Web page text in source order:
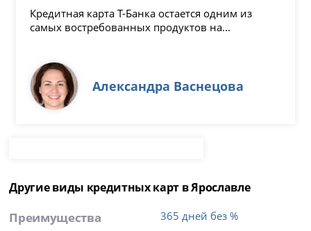
Кредитная карта Т-Банка остается одним из
самых востребованных продуктов на...
Александра Васнецова
Другие виды кредитных карт в Ярославле
Преимущества 365 дней без %